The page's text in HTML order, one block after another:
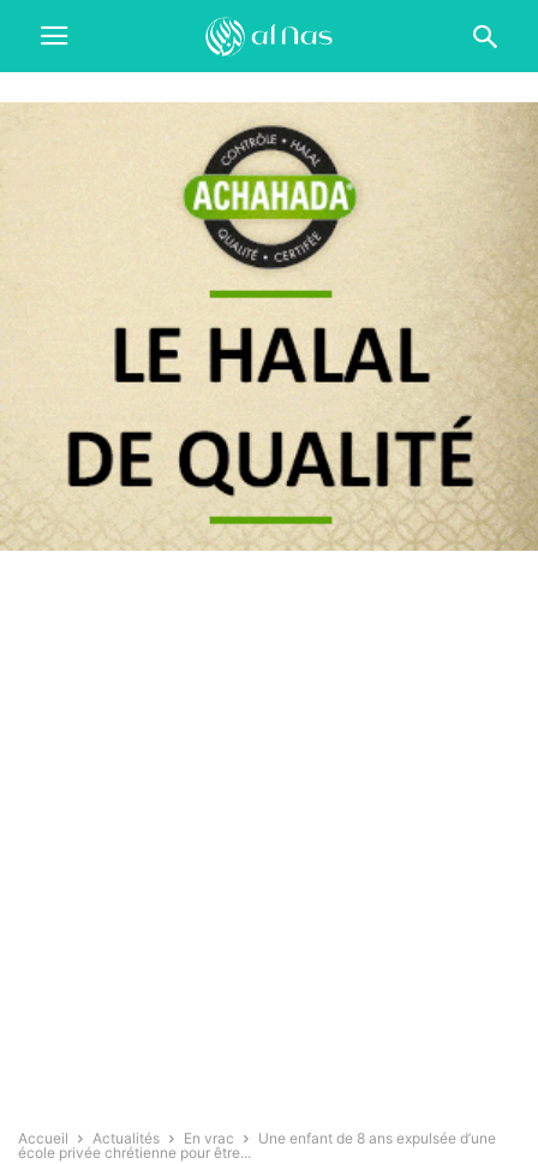
Accueil Actualités En vrac
Une enfant de 8 ans expulsée d’une
école privée chrétienne pour être...